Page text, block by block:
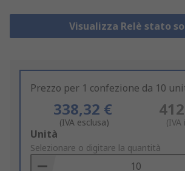
Visualizza Relè stato
Prezzo per 1 confezione da 10
338,32 €
(IVA esclusa) (IVA
Add
to
Basket
Unità
Selezionare o digitare la quantità